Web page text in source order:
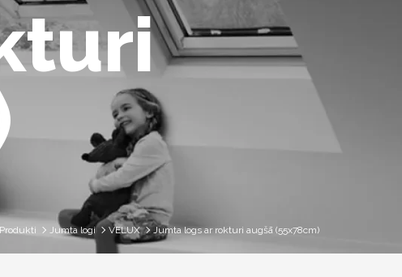
Produkti Jumta logi VELUX Jumta logs ar rokturi augšā (55x78cm)